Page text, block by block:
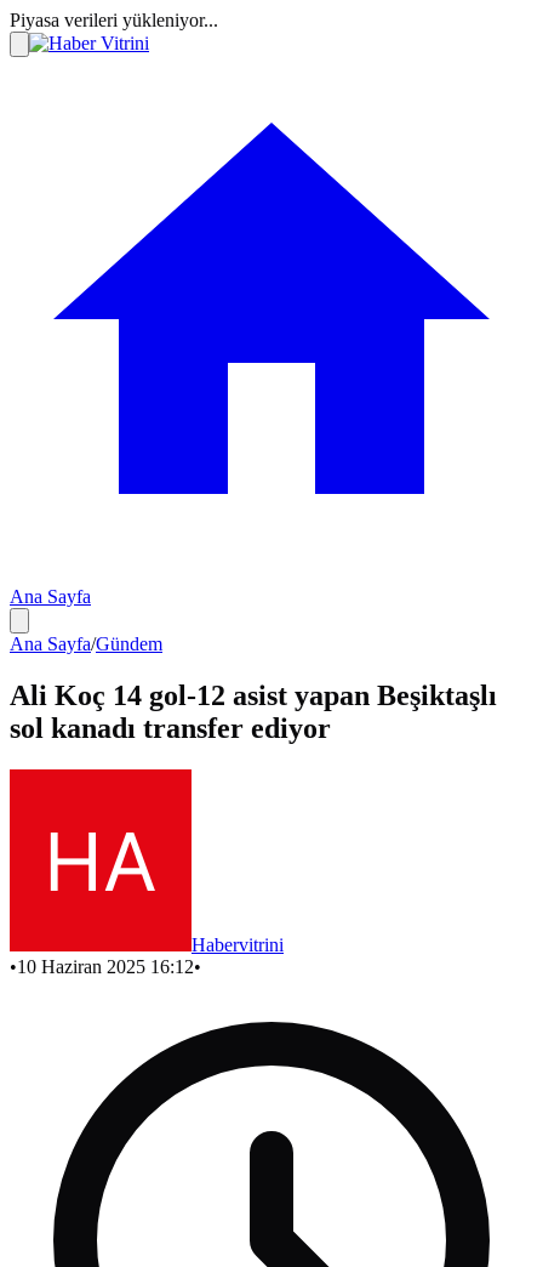
Piyasa verileri yükleniyor...
Ana Sayfa
Ana Sayfa/Gündem
Ali Koç 14 gol-12 asist yapan Beşiktaşlı
sol kanadı transfer ediyor
Habervitrini
•10 Haziran 2025 16:12•